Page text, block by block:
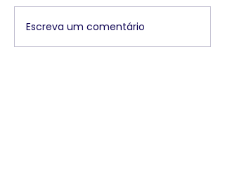
Escreva um comentário